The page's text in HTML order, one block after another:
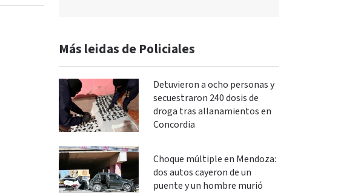
Más leidas de Policiales
Detuvieron a ocho personas y
secuestraron 240 dosis de
droga tras allanamientos en
Concordia
Choque múltiple en Mendoza:
dos autos cayeron de un
puente y un hombre murió